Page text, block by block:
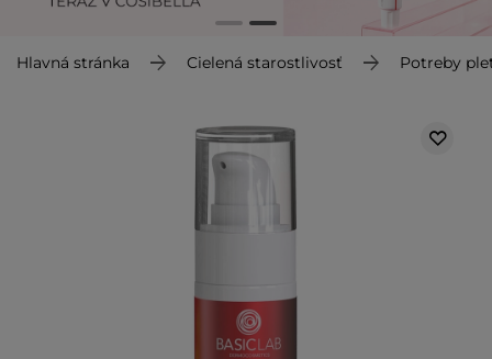
Hlavná stránka Cielená starostlivosť Potreby